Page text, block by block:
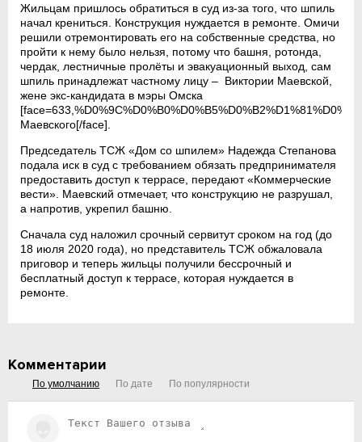
Жильцам пришлось обратиться в суд из-за того, что шпиль
начал крениться. Конструкция нуждается в ремонте. Омичи
решили отремонтировать его на собственные средства, но
пройти к нему было нельзя, потому что башня, ротонда,
чердак, лестничные пролёты и эвакуационный выход, сам
шпиль принадлежат частному лицу – Виктории Маевской,
жене экс-кандидата в мэры Омска
Маевского[/face].
Председатель ТСЖ «Дом со шпилем» Надежда Степанова
подала иск в суд с требованием обязать предпринимателя
предоставить доступ к террасе, передают «Коммерческие
вести». Маевский отмечает, что конструкцию не разрушал,
а напротив, укрепил башню.
Сначала суд наложил срочный сервитут сроком на год (до
18 июля 2020 года), но представитель ТСЖ обжаловала
приговор и теперь жильцы получили бессрочный и
бесплатный доступ к террасе, которая нуждается в
ремонте.
Комментарии
По умолчанию По дате По популярности